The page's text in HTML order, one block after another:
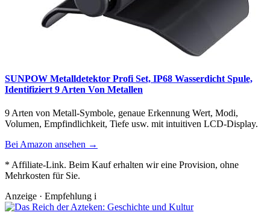
SUNPOW Metalldetektor Profi Set, IP68 Wasserdicht Spule,
Identifiziert 9 Arten Von Metallen
9 Arten von Metall-Symbole, genaue Erkennung Wert, Modi,
Volumen, Empfindlichkeit, Tiefe usw. mit intuitiven LCD-Display.
Bei Amazon ansehen →
* Affiliate-Link. Beim Kauf erhalten wir eine Provision, ohne
Mehrkosten für Sie.
Anzeige · Empfehlung i